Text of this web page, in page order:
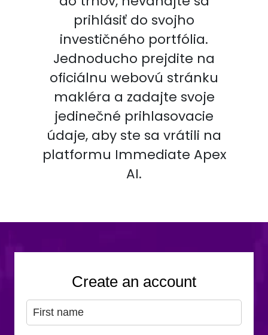
prihlásiť do svojho
investičného portfólia.
Jednoducho prejdite na
oficiálnu webovú stránku
makléra a zadajte svoje
jedinečné prihlasovacie
údaje, aby ste sa vrátili na
platformu Immediate Apex
AI.